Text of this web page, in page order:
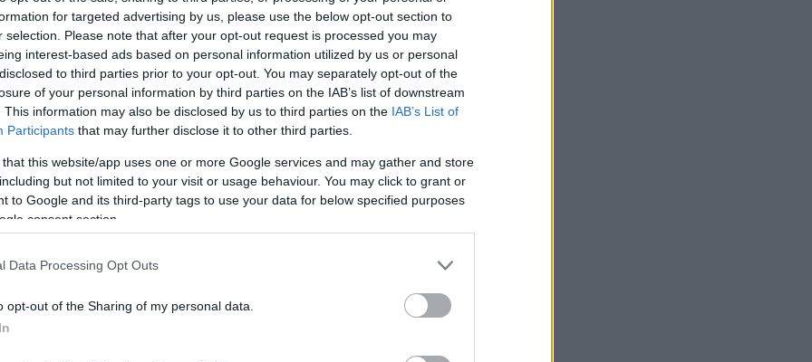
for targeted advertising by us, please use the below opt-out section to
selection. Please note that after your opt-out request is processed you may
interest-based ads based on personal information utilized by us or personal
to third parties prior to your opt-out. You may separately opt-out of the
of your personal information by third parties on the IAB’s list of downstream
This information may also be disclosed by us to third parties on the IAB’s List of
Participants that may further disclose it to other third parties.
that this website/app uses one or more Google services and may gather and store
but not limited to your visit or usage behaviour. You may click to grant or
to Google and its third-party tags to use your data for below specified purposes
consent section.
Data Processing Opt Outs
opt-out of the Sharing of my personal data.
χρόνια. Τελικώς
να εξασφαλίσω τα
έτσι επιχειρησιακή
αυτό.
λίγο τα οικονομικά. Να
εγώ χρησιμοποιώ ειδικούς
πληρώνονται μέσα από τον
πείτε, είναι κάτι αυτό;
που στοιχίζει ένας ειδικός